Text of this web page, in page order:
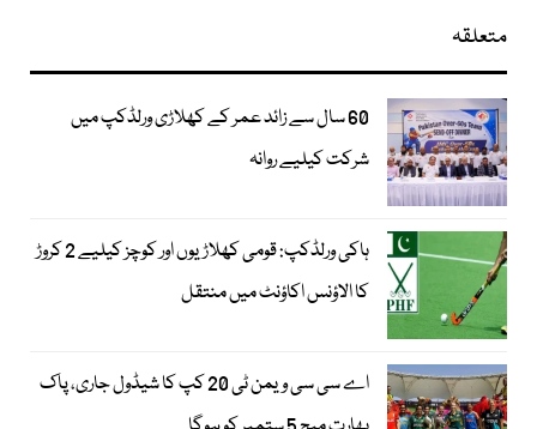
متعلقہ
60 سال سے زائد عمر کے کھلاڑی ورلڈکپ میں
شرکت کیلیے روانہ
ہاکی ورلڈکپ: قومی کھلاڑیوں اور کوچز کیلیے 2 کروڑ
کا الاؤنس اکاؤنٹ میں منتقل
اے سی سی ویمن ٹی 20 کپ کا شیڈول جاری، پاک